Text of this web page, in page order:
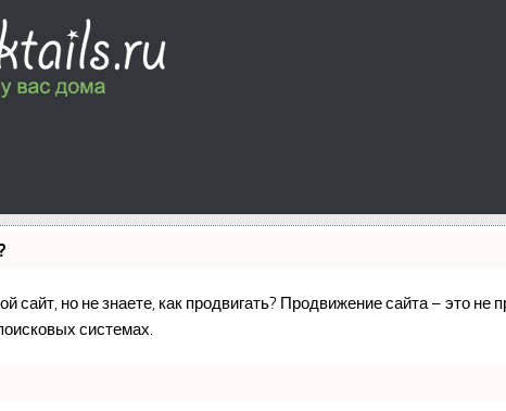
сайт, но не знаете, как продвигать? Продвижение сайта – это
системах.